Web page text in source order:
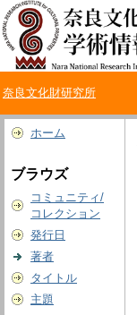
奈良文化財研究所
ホーム
ブラウズ
コミュニティ/
コレクション
発行日
著者
タイトル
主題